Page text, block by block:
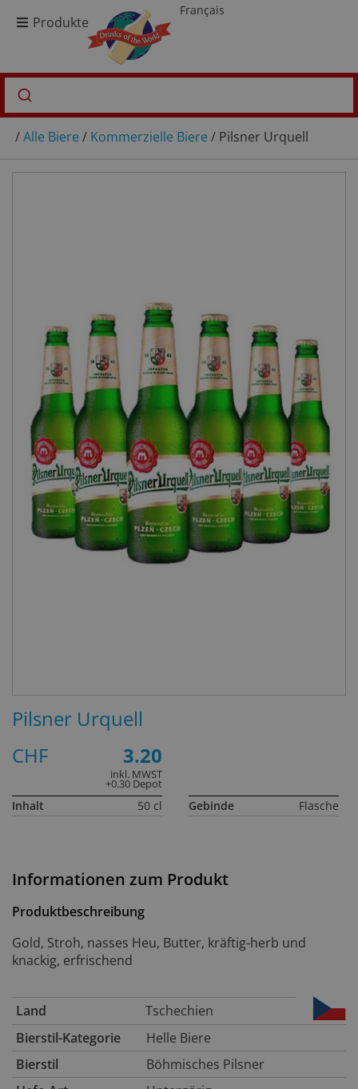
Produkte
Français
/Alle Biere / Kommerzielle Biere / Pilsner Urquell
Informationen zum Produkt
Produktbeschreibung
Gold, Stroh, nasses Heu, Butter, kräftig-herb und
knackig, erfrischend
Land
Tschechien
Bierstil-Kategorie
Helle Biere
Bierstil
Böhmisches Pilsner
Pilsner Urquell
CHF
3.20
inkl. MWST
+0.30 Depot
Inhalt 50 cl Gebinde Flasche